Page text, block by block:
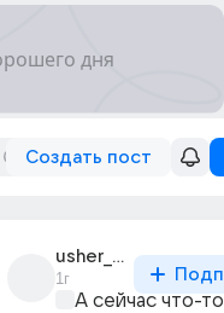
Создать пост
usher_1176
1г
А сейчас что-